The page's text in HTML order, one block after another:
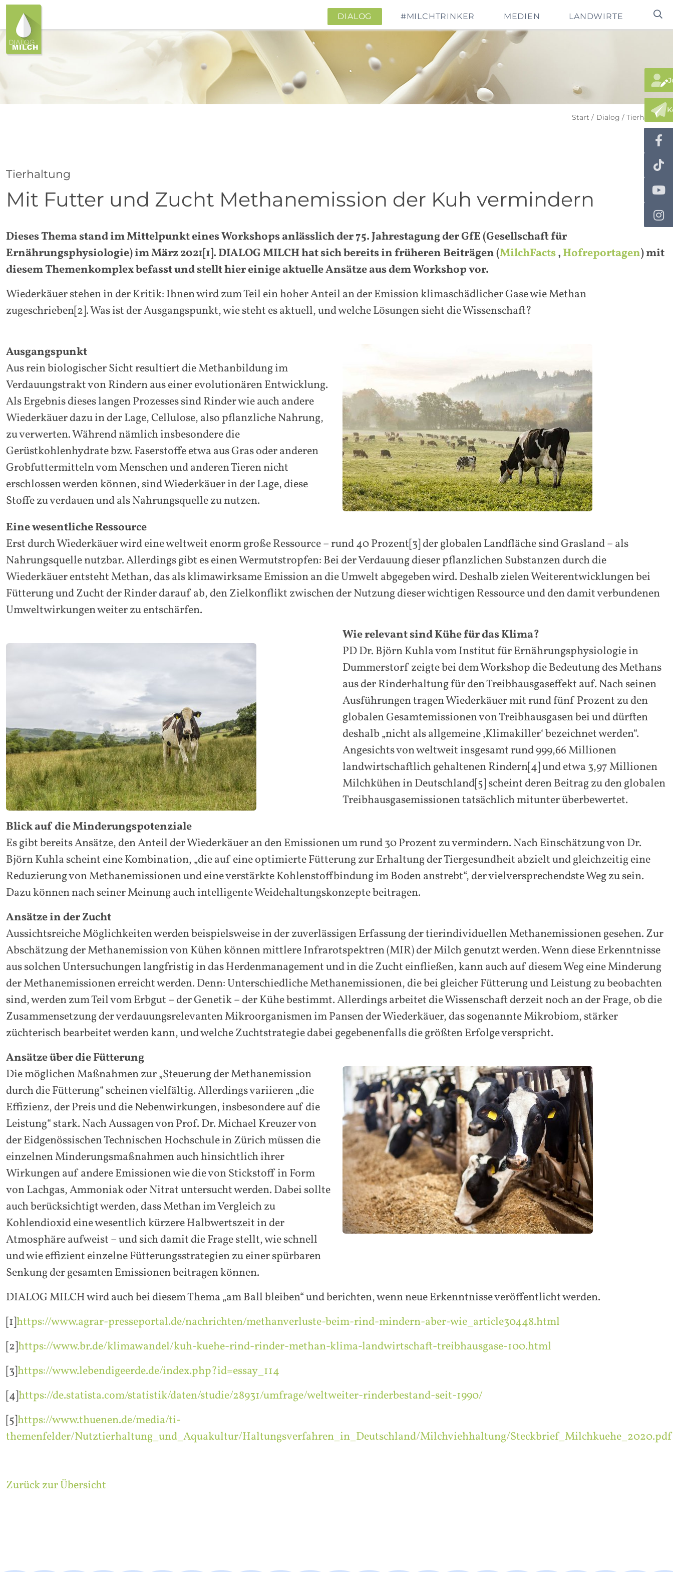
DIALOG #MILCHTRINKER MEDIEN LANDWIRTE
Start Dialog Tierhaltung
Tierhaltung
Mit Futter und Zucht Methanemission der Kuh vermindern
Dieses Thema stand im Mittelpunkt eines Workshops anlässlich der 75. Jahrestagung der GfE (Gesellschaft für
Ernährungsphysiologie) im März 2021[1]. DIALOG MILCH hat sich bereits in früheren Beiträgen (MilchFacts,Hofreportagen) mit
diesem Themenkomplex befasst und stellt hier einige aktuelle Ansätze aus dem Workshop vor.
Wiederkäuer stehen in der Kritik: Ihnen wird zum Teil ein hoher Anteil an der Emission klimaschädlicher Gase wie Methan
zugeschrieben[2]. Was ist der Ausgangspunkt, wie steht es aktuell, und welche Lösungen sieht die Wissenschaft?
Ausgangspunkt
Aus rein biologischer Sicht resultiert die Methanbildung im
Verdauungstrakt von Rindern aus einer evolutionären Entwicklung.
Als Ergebnis dieses langen Prozesses sind Rinder wie auch andere
Wiederkäuer dazu in der Lage, Cellulose, also pflanzliche Nahrung,
zu verwerten. Während nämlich insbesondere die
Gerüstkohlenhydrate bzw. Faserstoffe etwa aus Gras oder anderen
Grobfuttermitteln vom Menschen und anderen Tieren nicht
erschlossen werden können, sind Wiederkäuer in der Lage, diese
Stoffe zu verdauen und als Nahrungsquelle zu nutzen.
Eine wesentliche Ressource
Erst durch Wiederkäuer wird eine weltweit enorm große Ressource – rund 40 Prozent[3] der globalen Landfläche sind Grasland – als
Nahrungsquelle nutzbar. Allerdings gibt es einen Wermutstropfen: Bei der Verdauung dieser pflanzlichen Substanzen durch die
Wiederkäuer entsteht Methan, das als klimawirksame Emission an die Umwelt abgegeben wird. Deshalb zielen Weiterentwicklungen bei
Fütterung und Zucht der Rinder darauf ab, den Zielkonflikt zwischen der Nutzung dieser wichtigen Ressource und den damit verbundenen
Umweltwirkungen weiter zu entschärfen.
Wie relevant sind Kühe für das Klima?
PD Dr. Björn Kuhla vom Institut für Ernährungsphysiologie in
Dummerstorf zeigte bei dem Workshop die Bedeutung des Methans
aus der Rinderhaltung für den Treibhausgaseffekt auf. Nach seinen
Ausführungen tragen Wiederkäuer mit rund fünf Prozent zu den
globalen Gesamtemissionen von Treibhausgasen bei und dürften
deshalb „nicht als allgemeine ‚Klimakiller‘ bezeichnet werden“.
Angesichts von weltweit insgesamt rund 999,66 Millionen
landwirtschaftlich gehaltenen Rindern[4] und etwa 3,97 Millionen
Milchkühen in Deutschland[5] scheint deren Beitrag zu den globalen
Treibhausgasemissionen tatsächlich mitunter überbewertet.
Blick auf die Minderungspotenziale
Es gibt bereits Ansätze, den Anteil der Wiederkäuer an den Emissionen um rund 30 Prozent zu vermindern. Nach Einschätzung von Dr.
Björn Kuhla scheint eine Kombination, „die auf eine optimierte Fütterung zur Erhaltung der Tiergesundheit abzielt und gleichzeitig eine
Reduzierung von Methanemissionen und eine verstärkte Kohlenstoffbindung im Boden anstrebt“, der vielversprechendste Weg zu sein.
Dazu können nach seiner Meinung auch intelligente Weidehaltungskonzepte beitragen.
Ansätze in der Zucht
Aussichtsreiche Möglichkeiten werden beispielsweise in der zuverlässigen Erfassung der tierindividuellen Methanemissionen gesehen. Zur
Abschätzung der Methanemission von Kühen können mittlere Infrarotspektren (MIR) der Milch genutzt werden. Wenn diese Erkenntnisse
aus solchen Untersuchungen langfristig in das Herdenmanagement und in die Zucht einfließen, kann auch auf diesem Weg eine Minderung
der Methanemissionen erreicht werden. Denn: Unterschiedliche Methanemissionen, die bei gleicher Fütterung und Leistung zu beobachten
sind, werden zum Teil vom Erbgut – der Genetik – der Kühe bestimmt. Allerdings arbeitet die Wissenschaft derzeit noch an der Frage, ob die
Zusammensetzung der verdauungsrelevanten Mikroorganismen im Pansen der Wiederkäuer, das sogenannte Mikrobiom, stärker
züchterisch bearbeitet werden kann, und welche Zuchtstrategie dabei gegebenenfalls die größten Erfolge verspricht.
Ansätze über die Fütterung
Die möglichen Maßnahmen zur „Steuerung der Methanemission
durch die Fütterung“ scheinen vielfältig. Allerdings variieren „die
Effizienz, der Preis und die Nebenwirkungen, insbesondere auf die
Leistung“ stark. Nach Aussagen von Prof. Dr. Michael Kreuzer von
der Eidgenössischen Technischen Hochschule in Zürich müssen die
einzelnen Minderungsmaßnahmen auch hinsichtlich ihrer
Wirkungen auf andere Emissionen wie die von Stickstoff in Form
von Lachgas, Ammoniak oder Nitrat untersucht werden. Dabei sollte
auch berücksichtigt werden, dass Methan im Vergleich zu
Kohlendioxid eine wesentlich kürzere Halbwertszeit in der
Atmosphäre aufweist – und sich damit die Frage stellt, wie schnell
und wie effizient einzelne Fütterungsstrategien zu einer spürbaren
Senkung der gesamten Emissionen beitragen können.
DIALOG MILCH wird auch bei diesem Thema „am Ball bleiben“ und berichten, wenn neue Erkenntnisse veröffentlicht werden.
[1]https://www.agrar-presseportal.de/nachrichten/methanverluste-beim-rind-mindern-aber-wie_article30448.html
[2]https://www.br.de/klimawandel/kuh-kuehe-rind-rinder-methan-klima-landwirtschaft-treibhausgase-100.html
[3]https://www.lebendigeerde.de/index.php?id=essay_114
[4]https://de.statista.com/statistik/daten/studie/28931/umfrage/weltweiter-rinderbestand-seit-1990/
[5]https://www.thuenen.de/media/ti-
themenfelder/Nutztierhaltung_und_Aquakultur/Haltungsverfahren_in_Deutschland/Milchviehhaltung/Steckbrief_Milchkuehe_2020.pdf
Zurück zur Übersicht